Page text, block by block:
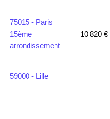
75015 - Paris
15ème
arrondissement
10 820 €
59000 - Lille